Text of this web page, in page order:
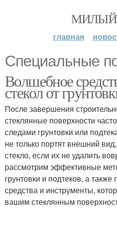
главная
Специальные
Волшебное
стекол от
После завершения
стеклянные поверхности
следами грунтовки или
не только портят внешний
стекло, если их не удалить
рассмотрим эффективные
грунтовки и подтеков, а
средства и инструменты,
вашим стеклянным